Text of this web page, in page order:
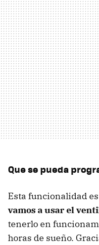
Que se pueda
Esta funcionalidad es
vamos a usar el
tenerlo en
horas de sueño.